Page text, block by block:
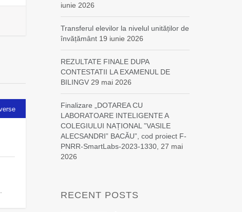
iunie 2026
Transferul elevilor la nivelul unităților de
învățământ 19 iunie 2026
REZULTATE FINALE DUPA
CONTESTATII LA EXAMENUL DE
BILINGV 29 mai 2026
Finalizare „DOTAREA CU
LABORATOARE INTELIGENTE A
COLEGIULUI NAȚIONAL ”VASILE
ALECSANDRI” BACĂU”, cod proiect F-
PNRR-SmartLabs-2023-1330, 27 mai
2026
RECENT POSTS